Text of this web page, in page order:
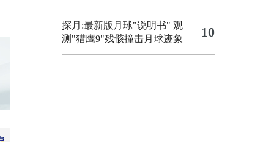
探月:最新版月球"说明书" 观
测"猎鹰9"残骸撞击月球迹象
10